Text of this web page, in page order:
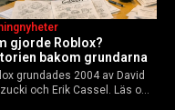
gjorde Roblox?
bakom grundarna
grundades 2004 av David
och Erik Cassel. Läs om